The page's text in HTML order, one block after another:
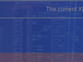
The current